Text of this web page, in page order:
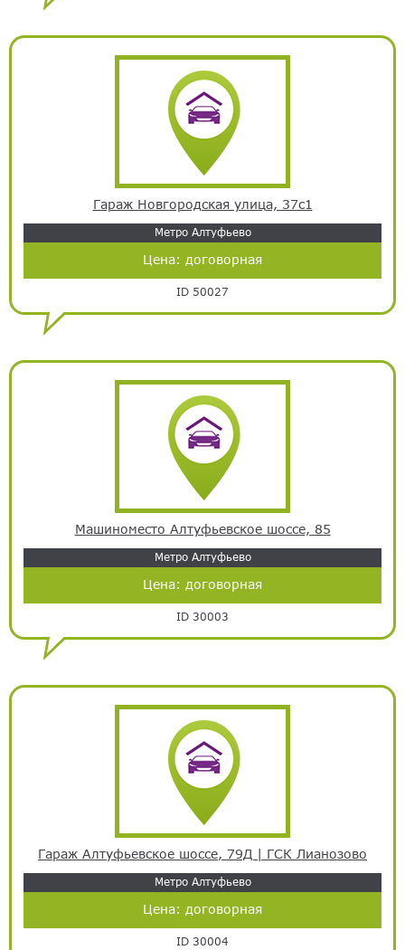
Гараж Новгородская улица, 37с1
Метро Алтуфьево
Цена: договорная
ID 50027
Машиноместо Алтуфьевское шоссе, 85
Метро Алтуфьево
Цена: договорная
ID 30003
Гараж Алтуфьевское шоссе, 79Д | ГСК Лианозово
Метро Алтуфьево
Цена: договорная
ID 30004